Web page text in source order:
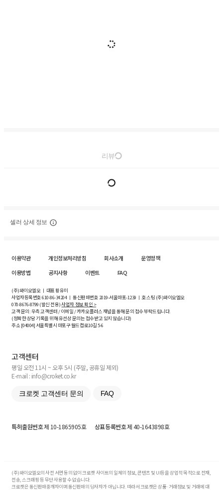
리뷰
셀러 상세 정보
이용약관 개인정보처리방침 회사소개
운영정책
이용방법
공지사항 이벤트 FAQ
(주)와이오엘오 ㅣ 대표 황유미
사업자등록번호610-86-34204ㅣ 통신판매번호 2019-서울마포-1239 ㅣ 호스팅 (주)와이오엘오
070-8676-8799 (발신 전용)사업자 정보 확인 >
고객 문의: 우측 고객센터 / 이메일 / 카카오플러스 채널을 통해 문의 접수 부탁드립니다.
(정확한 상담 기록을 위해 유선상 문의는 접수받고 있지 않습니다)
주소 [04004] 서울특별시 마포구 월드컵로10길5-6
고객센터
평일 오전 11시 ~ 오후 5시 (주말, 공휴일 제외)
E-mail : info@croket.co.kr
크로켓 고객센터 문의 FAQ
특허출원번호제 10-1865905호 상표등록번호제 40-1643898호
(주)와이오엘오의 사전 서면 동의 없이 크로켓 사이트의 일체의 정보, 콘텐츠 및 UI등을 상업적 목적으로 전재,
전송, 스크래핑 등 무단 사용할 수 없습니다.
크로켓은 통신판매중개자이며 통신판매의 당사자가 아닙니다. 따라서 크로켓은 상품·거래정보 및 거래에 대